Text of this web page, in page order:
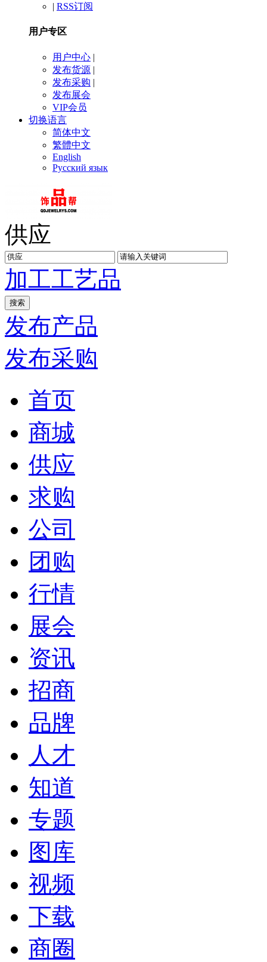
| RSS订阅
用户专区
用户中心 |
发布货源 |
发布采购 |
发布展会
VIP会员
切换语言
简体中文
繁體中文
English
Русский язык
供应
加工工艺品
发布产品
发布采购
首页
商城
供应
求购
公司
团购
行情
展会
资讯
招商
品牌
人才
知道
专题
图库
视频
下载
商圈